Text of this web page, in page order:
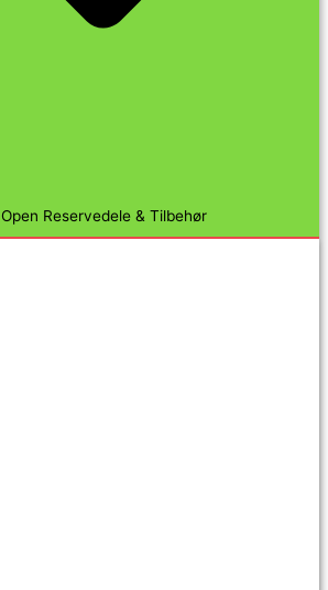
Open Reservedele & Tilbehør